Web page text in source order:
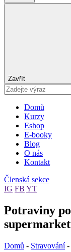
Zavřít
Domů
Kurzy
Eshop
E-booky
Blog
O nás
Kontakt
Členská sekce
IG FB YT
Potraviny
Domů - Stravování-